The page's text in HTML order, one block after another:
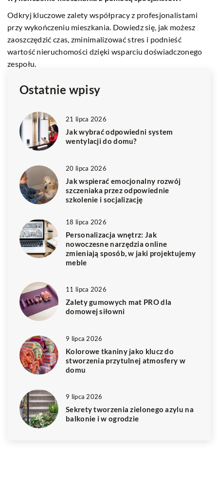
Odkryj, jak stworzyć wyjątkowy zakątek na balkonie pełen
kolorowych roślin. Dowiedz się, jakie kwiaty wybrać, jak je
aranżować oraz jak dbać o swoją oazę zieleni.
Ostatnie wpisy
21 lipca 2026
Jak wybrać odpowiedni system
wentylacji do domu?
20 lipca 2026
Jak wspierać emocjonalny rozwój
szczeniaka przez odpowiednie
szkolenie i socjalizację
18 lipca 2026
Personalizacja wnętrz: Jak
nowoczesne narzędzia online
zmieniają sposób, w jaki projektujemy
meble
11 lipca 2026
Zalety gumowych mat PRO dla
domowej siłowni
9 lipca 2026
Kolorowe tkaniny jako klucz do
stworzenia przytulnej atmosfery w
domu
9 lipca 2026
Sekrety tworzenia zielonego azylu na
balkonie i w ogrodzie